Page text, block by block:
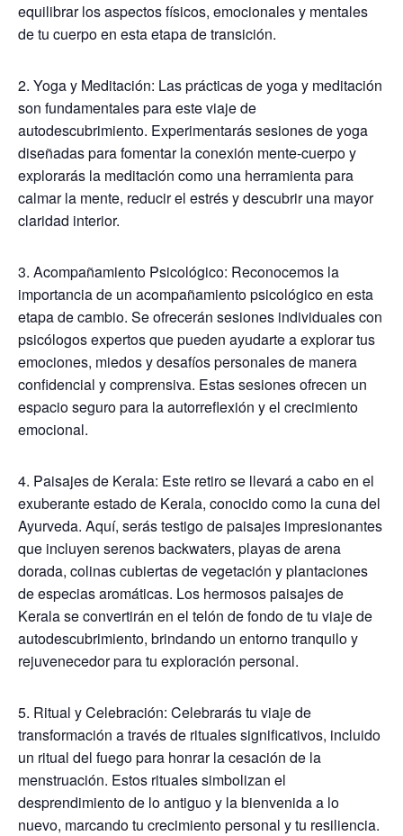
equilibrar los aspectos físicos, emocionales y mentales
de tu cuerpo en esta etapa de transición.
2. Yoga y Meditación: Las prácticas de yoga y meditación
son fundamentales para este viaje de
autodescubrimiento. Experimentarás sesiones de yoga
diseñadas para fomentar la conexión mente-cuerpo y
explorarás la meditación como una herramienta para
calmar la mente, reducir el estrés y descubrir una mayor
claridad interior.
3. Acompañamiento Psicológico: Reconocemos la
importancia de un acompañamiento psicológico en esta
etapa de cambio. Se ofrecerán sesiones individuales con
psicólogos expertos que pueden ayudarte a explorar tus
emociones, miedos y desafíos personales de manera
confidencial y comprensiva. Estas sesiones ofrecen un
espacio seguro para la autorreflexión y el crecimiento
emocional.
4. Paisajes de Kerala: Este retiro se llevará a cabo en el
exuberante estado de Kerala, conocido como la cuna del
Ayurveda. Aquí, serás testigo de paisajes impresionantes
que incluyen serenos backwaters, playas de arena
dorada, colinas cubiertas de vegetación y plantaciones
de especias aromáticas. Los hermosos paisajes de
Kerala se convertirán en el telón de fondo de tu viaje de
autodescubrimiento, brindando un entorno tranquilo y
rejuvenecedor para tu exploración personal.
5. Ritual y Celebración: Celebrarás tu viaje de
transformación a través de rituales significativos, incluido
un ritual del fuego para honrar la cesación de la
menstruación. Estos rituales simbolizan el
desprendimiento de lo antiguo y la bienvenida a lo
nuevo, marcando tu crecimiento personal y tu resiliencia.